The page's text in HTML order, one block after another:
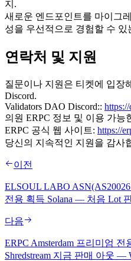
지.
새로운 엔드포인트를 마이그
성을 우선적으로 경험할 수
연락처 및 지원
질문이나 지원은 티켓에 입장
Discord.
Validators DAO Discord::
의원 ERPC 정보 및 이용 가
ERPC 공식 웹 사이트: https://
당신의 지속적인 지원을 감사
이전
ELSOUL LABO
전용 획득 Solana — 처음 Lot
다음
ERPC Amsterdam 프리미엄
Shredstream 지금 판매 아웃 —